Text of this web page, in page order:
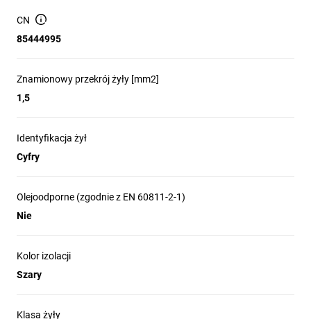
CN
85444995
Znamionowy przekrój żyły [mm2]
1,5
Identyfikacja żył
Cyfry
Olejoodporne (zgodnie z EN 60811-2-1)
Nie
Kolor izolacji
Szary
Klasa żyły